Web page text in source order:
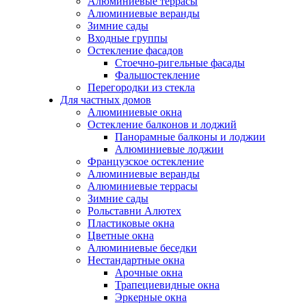
Алюминиевые веранды
Зимние сады
Входные группы
Остекление фасадов
Стоечно-ригельные фасады
Фальшостекление
Перегородки из стекла
Для частных домов
Алюминиевые окна
Остекление балконов и лоджий
Панорамные балконы и лоджии
Алюминиевые лоджии
Французское остекление
Алюминиевые веранды
Алюминиевые террасы
Зимние сады
Рольставни Алютех
Пластиковые окна
Цветные окна
Алюминиевые беседки
Нестандартные окна
Арочные окна
Трапециевидные окна
Эркерные окна